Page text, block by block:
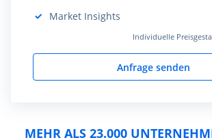
Beinhaltet:
Market Insights
Individuelle
Anfrage senden
MEHR ALS 23.000